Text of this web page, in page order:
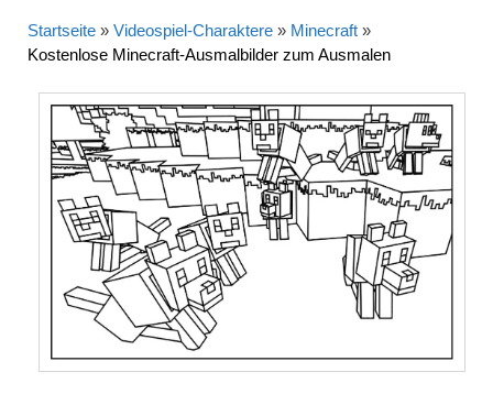
Startseite » Videospiel-Charaktere » Minecraft »
Kostenlose Minecraft-Ausmalbilder zum Ausmalen